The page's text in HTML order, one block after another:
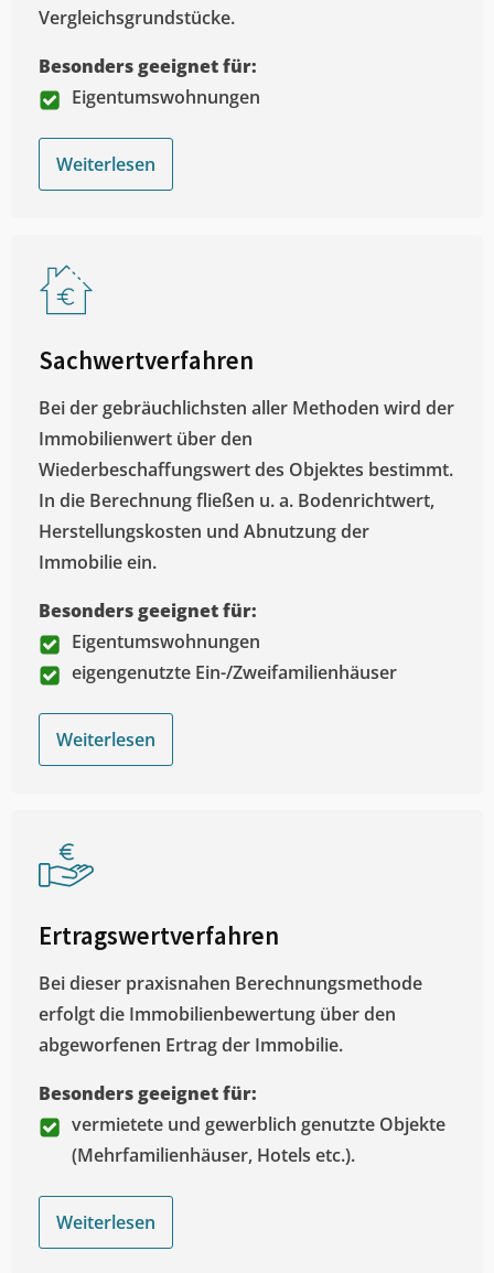
Vergleichsgrundstücke.
Besonders geeignet für:
Eigentumswohnungen
Weiterlesen
Sachwertverfahren
Bei der gebräuchlichsten aller Methoden wird der
Immobilienwert über den
Wiederbeschaffungswert des Objektes bestimmt.
In die Berechnung fließen u. a. Bodenrichtwert,
Herstellungskosten und Abnutzung der
Immobilie ein.
Besonders geeignet für:
Eigentumswohnungen
eigengenutzte Ein-/Zweifamilienhäuser
Weiterlesen
Ertragswertverfahren
Bei dieser praxisnahen Berechnungsmethode
erfolgt die Immobilienbewertung über den
abgeworfenen Ertrag der Immobilie.
Besonders geeignet für:
vermietete und gewerblich genutzte Objekte
(Mehrfamilienhäuser, Hotels etc.).
Weiterlesen